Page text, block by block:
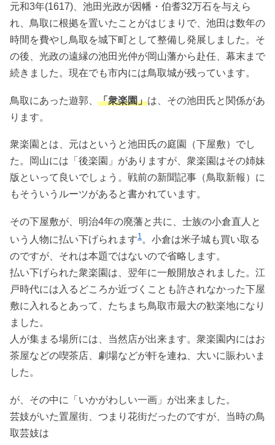
元和3年(1617)、池田光政が因幡・伯耆32万石を与えら
れ、鳥取に根拠を置いたことがはじまりで、池田は数年の
時間を費やし鳥取を城下町として整備し発展しました。そ
の後、光政の遠縁の池田光仲が岡山藩から赴任、幕末まで
続きました。現在でも市内には鳥取城が残っています。
鳥取にあった遊郭、 「衆楽園」は、その池田氏と関係があ
ります。
衆楽園とは、元はというと池田氏の庭園（下屋敷）でし
た。岡山には「後楽園」がありますが、衆楽園はその姉妹
版といって良いでしょう。戦前の新聞記事（鳥取新報）に
もそういうルーツがあると書かれています。
その下屋敷が、明治4年の廃藩と共に、士族の小倉直人と
いう人物に払い下げられます1 。小倉は米子城も買い取る
のですが、それは本題ではないので省略します。
払い下げられた衆楽園は、翌年に一般開放されました。江
戸時代には入るどころか近づくことも許されなかった下屋
敷に入れるとあって、たちまち鳥取市最大の歓楽地になり
ました。
人が集まる場所には、当然店が出来ます。衆楽園内にはお
茶屋などの喫茶店、劇場などが軒を連ね、大いに賑わいま
した。
が、その中に「いかがわしい一画」が出来ました。
芸妓がいた置屋街、つまり花街だったのですが、当時の鳥
取芸妓は